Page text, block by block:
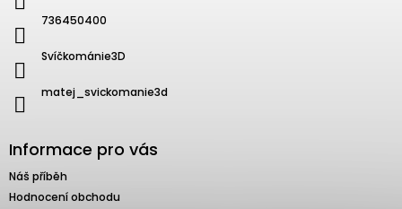
736450400
Svíčkománie3D
matej_svickomanie3d
Informace pro vás
Náš příběh
Hodnocení obchodu